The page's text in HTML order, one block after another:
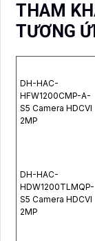
THAM
TƯƠNG
DH-HAC-
HFW1200CMP-A-
S5 Camera HDCVI
2MP
DH-HAC-
HDW1200TLMQP-
S5 Camera HDCVI
2MP